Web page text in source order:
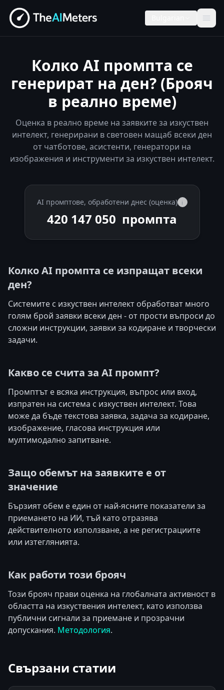
Колко AI промпта се
генерират на ден? (Брояч
в реално време)
Оценка в реално време на заявките за изкуствен
интелект, генерирани в световен мащаб всеки ден
от чатботове, асистенти, генератори на
изображения и инструменти за изкуствен интелект.
AI промптове, обработени днес (оценка) i
420 153 300 промпта
Колко AI промпта се изпращат всеки
ден?
Системите с изкуствен интелект обработват много
голям брой заявки всеки ден - от прости въпроси до
сложни инструкции, заявки за кодиране и творчески
задачи.
Какво се счита за AI промпт?
Промптът е всяка инструкция, въпрос или вход,
изпратен на система с изкуствен интелект. Това
може да бъде текстова заявка, задача за кодиране,
изображение, гласова инструкция или
мултимодално запитване.
Защо обемът на заявките е от
значение
Бързият обем е един от най-ясните показатели за
приемането на ИИ, тъй като отразява
действителното използване, а не регистрациите
или изтеглянията.
Как работи този брояч
Този брояч прави оценка на глобалната активност в
областта на изкуствения интелект, като използва
публични сигнали за приемане и прозрачни
допускания. Методология.
Свързани статии